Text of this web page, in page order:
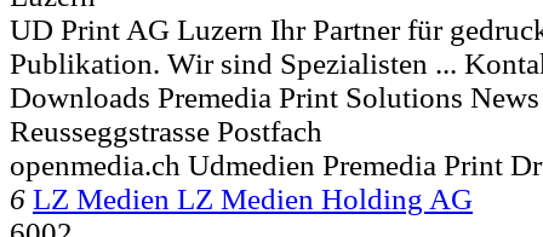
UD Print AG Luzern Ihr Partner für
Publikation. Wir sind Spezialisten ...
Downloads Premedia Print Solutions
Reusseggstrasse Postfach
openmedia.ch Udmedien Premedia Print
6 LZ Medien LZ Medien Holding AG